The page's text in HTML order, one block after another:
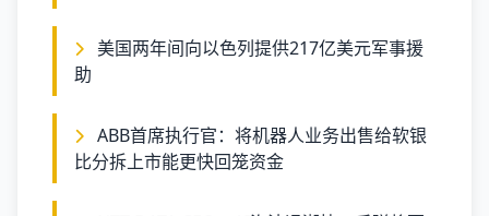
助
比分拆上市能更快回笼资金